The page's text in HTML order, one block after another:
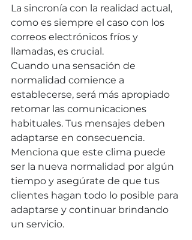
La sincronía con la realidad actual,
como es siempre el caso con los
correos electrónicos fríos y
llamadas, es crucial.
Cuando una sensación de
normalidad comience a
establecerse, será más apropiado
retomar las comunicaciones
habituales. Tus mensajes deben
adaptarse en consecuencia.
Menciona que este clima puede
ser la nueva normalidad por algún
tiempo y asegúrate de que tus
clientes hagan todo lo posible para
adaptarse y continuar brindando
un servicio.